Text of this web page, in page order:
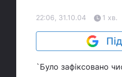
22:06, 31.10.04 1 хв.
`Було зафіксовано